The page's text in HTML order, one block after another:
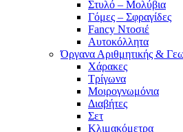
Στυλό – Μολύβια
Γόμες – Σφραγίδες
Fancy Ντοσιέ
Αυτοκόλλητα
Όργανα Αριθμητικής &
Χάρακες
Τρίγωνα
Mοιρογνωμόνια
Διαβήτες
Σετ
Κλιμακόμετρα